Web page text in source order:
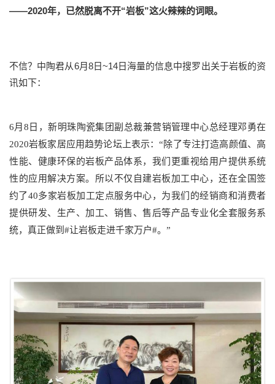
——2020年，已然脱离不开“岩板”这火辣辣的词眼。
不信？中陶君从6月8日~14日海量的信息中搜罗出关于岩板的资
讯如下：
6月8日，新明珠陶瓷集团副总裁兼营销管理中心总经理邓勇在
2020岩板家居应用趋势论坛上表示：“除了专注打造高颜值、高
性能、健康环保的岩板产品体系，我们更重视给用户提供系统
性的应用解决方案。所以不仅自建岩板加工中心，还在全国签
约了40多家岩板加工定点服务中心，为我们的经销商和消费者
提供研发、生产、加工、销售、售后等产品专业化全套服务系
统，真正做到#让岩板走进千家万户#。”